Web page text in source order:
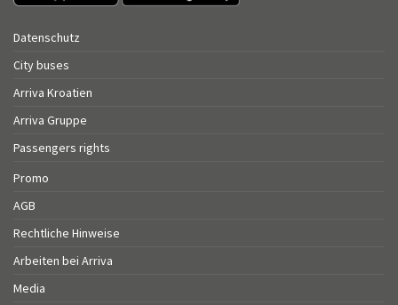
Datenschutz
City buses
Arriva Kroatien
Arriva Gruppe
Passengers rights
Promo
AGB
Rechtliche Hinweise
Arbeiten bei Arriva
Media